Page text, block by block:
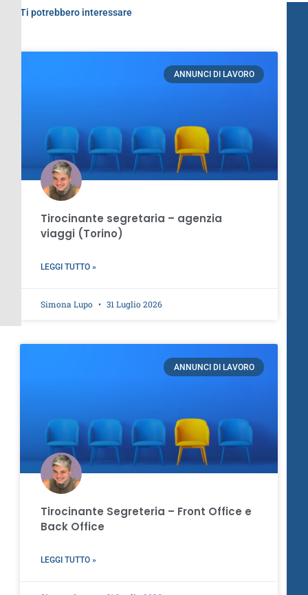
Ti potrebbero interessare
ANNUNCI DI LAVORO
Tirocinante segretaria – agenzia
viaggi (Torino)
LEGGI TUTTO »
Simona Lupo 31 Luglio 2026
ANNUNCI DI LAVORO
Tirocinante Segreteria – Front Office e
Back Office
LEGGI TUTTO »